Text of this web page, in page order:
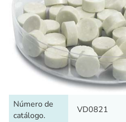
Número de
catálogo.
VD0821